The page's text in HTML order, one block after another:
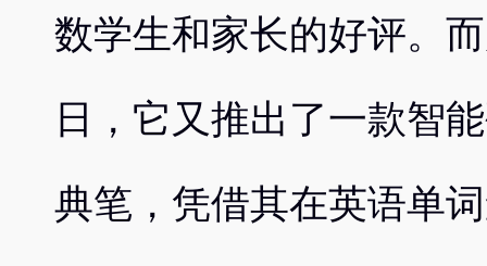
数学生和家长的好评。
日，它又推出了一款智
典笔，凭借其在英语单